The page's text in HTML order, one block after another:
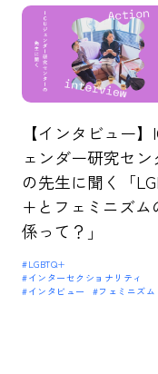
【インタビュー】
ェンダー研究セン
の先生に聞く「
+とフェミニズム
係って？」
#LGBTQ+
#インターセクショナリティ
#インタビュー
#フェミニズム